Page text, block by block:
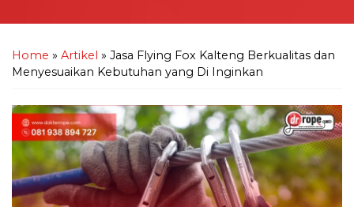
Home » Artikel » Jasa Flying Fox Kalteng Berkualitas dan
Menyesuaikan Kebutuhan yang Di Inginkan